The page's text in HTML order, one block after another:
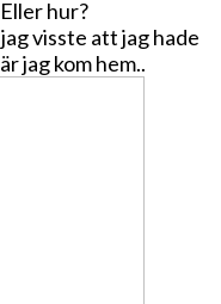
hur?
visste att jag hade
jag kom hem..